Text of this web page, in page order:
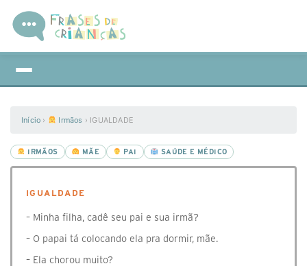
Início › Irmãos › IGUALDADE
IRMÃOS MÃE PAI SAÚDE E MÉDICO
IGUALDADE
– Minha filha, cadê seu pai e sua irmã?
– O papai tá colocando ela pra dormir, mãe.
– Ela chorou muito?